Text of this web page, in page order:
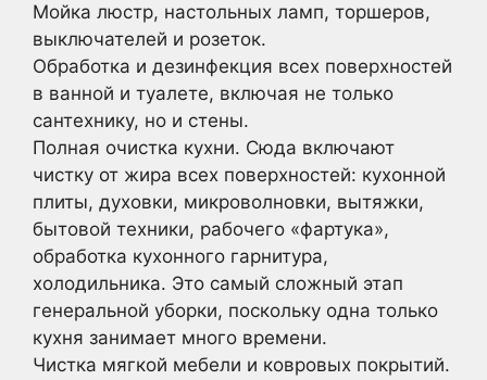
Мойка люстр, настольных ламп, торшеров,
выключателей и розеток.
Обработка и дезинфекция всех поверхностей
в ванной и туалете, включая не только
сантехнику, но и стены.
Полная очистка кухни. Сюда включают
чистку от жира всех поверхностей: кухонной
плиты, духовки, микроволновки, вытяжки,
бытовой техники, рабочего «фартука»,
обработка кухонного гарнитура,
холодильника. Это самый сложный этап
генеральной уборки, поскольку одна только
кухня занимает много времени.
Чистка мягкой мебели и ковровых покрытий.